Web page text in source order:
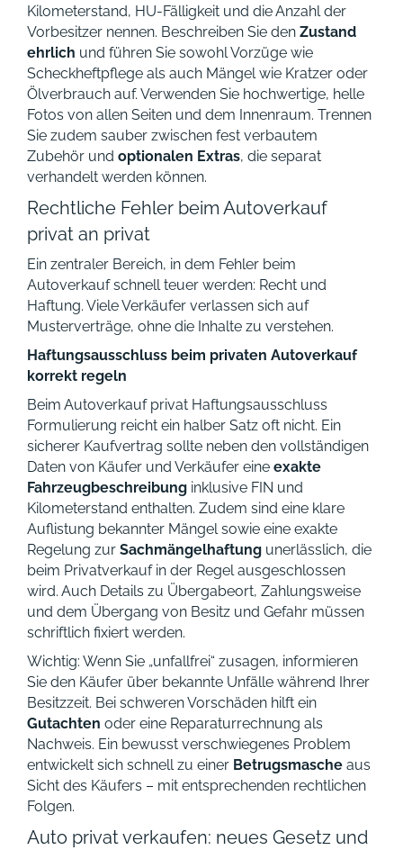
Kilometerstand, HU-Fälligkeit und die Anzahl der
Vorbesitzer nennen. Beschreiben Sie den Zustand
ehrlich und führen Sie sowohl Vorzüge wie
Scheckheftpflege als auch Mängel wie Kratzer oder
Ölverbrauch auf. Verwenden Sie hochwertige, helle
Fotos von allen Seiten und dem Innenraum. Trennen
Sie zudem sauber zwischen fest verbautem
Zubehör und optionalen Extras, die separat
verhandelt werden können.
Rechtliche Fehler beim Autoverkauf
privat an privat
Ein zentraler Bereich, in dem Fehler beim
Autoverkauf schnell teuer werden: Recht und
Haftung. Viele Verkäufer verlassen sich auf
Musterverträge, ohne die Inhalte zu verstehen.
Haftungsausschluss beim privaten Autoverkauf
korrekt regeln
Beim Autoverkauf privat Haftungsausschluss
Formulierung reicht ein halber Satz oft nicht. Ein
sicherer Kaufvertrag sollte neben den vollständigen
Daten von Käufer und Verkäufer eine exakte
Fahrzeugbeschreibung inklusive FIN und
Kilometerstand enthalten. Zudem sind eine klare
Auflistung bekannter Mängel sowie eine exakte
Regelung zur Sachmängelhaftung unerlässlich, die
beim Privatverkauf in der Regel ausgeschlossen
wird. Auch Details zu Übergabeort, Zahlungsweise
und dem Übergang von Besitz und Gefahr müssen
schriftlich fixiert werden.
Wichtig: Wenn Sie „unfallfrei“ zusagen, informieren
Sie den Käufer über bekannte Unfälle während Ihrer
Besitzzeit. Bei schweren Vorschäden hilft ein
Gutachten oder eine Reparaturrechnung als
Nachweis. Ein bewusst verschwiegenes Problem
entwickelt sich schnell zu einer Betrugsmasche aus
Sicht des Käufers – mit entsprechenden rechtlichen
Folgen.
Auto privat verkaufen: neues Gesetz und